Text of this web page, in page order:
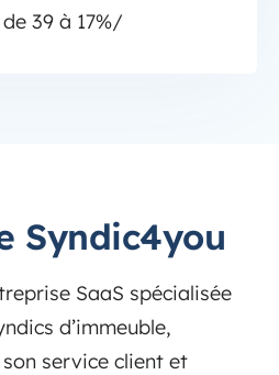
39 à 17%/
Syndic4you
SaaS spécialisée
d’immeuble,
service client et